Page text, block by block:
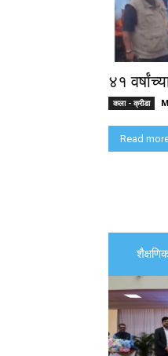
४१
कला - क्रीडा
Read